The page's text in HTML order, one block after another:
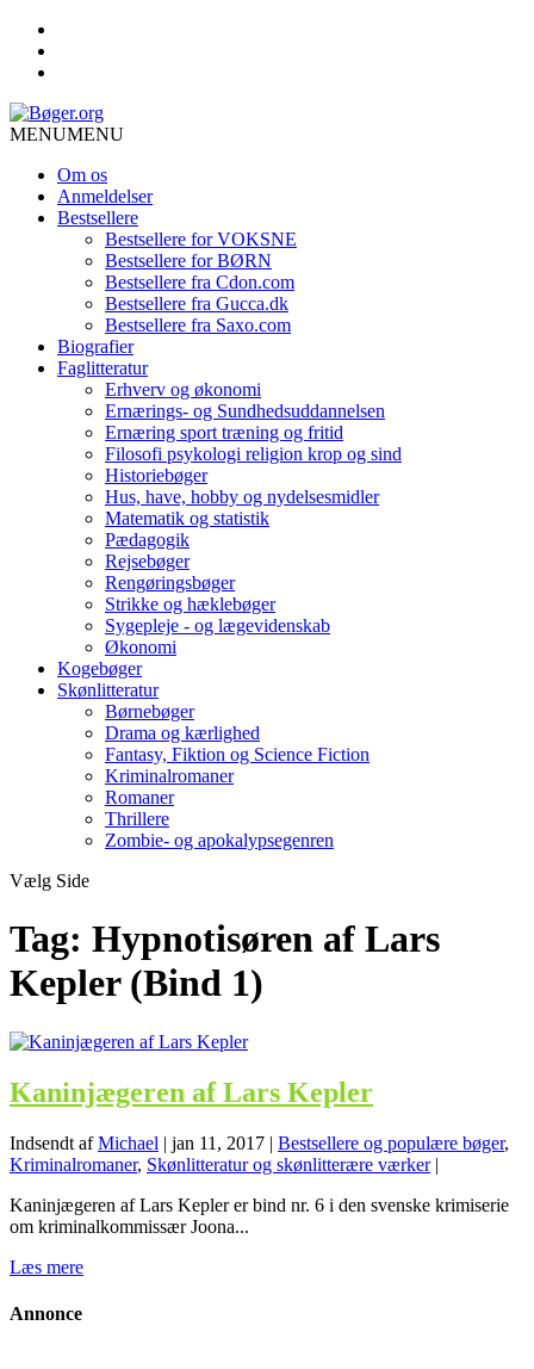
MENUMENU
Om os
Anmeldelser
Bestsellere
Bestsellere for VOKSNE
Bestsellere for BØRN
Bestsellere fra Cdon.com
Bestsellere fra Gucca.dk
Bestsellere fra Saxo.com
Biografier
Faglitteratur
Erhverv og økonomi
Ernærings- og Sundhedsuddannelsen
Ernæring sport træning og fritid
Filosofi psykologi religion krop og sind
Historiebøger
Hus, have, hobby og nydelsesmidler
Matematik og statistik
Pædagogik
Rejsebøger
Rengøringsbøger
Strikke og hæklebøger
Sygepleje - og lægevidenskab
Økonomi
Kogebøger
Skønlitteratur
Børnebøger
Drama og kærlighed
Fantasy, Fiktion og Science Fiction
Kriminalromaner
Romaner
Thrillere
Zombie- og apokalypsegenren
Vælg Side
Tag: Hypnotisøren af Lars
Kepler (Bind 1)
Kaninjægeren af Lars Kepler
Indsendt afMichael | jan 11, 2017 | Bestsellere og populære bøger,
Kriminalromaner, Skønlitteratur og skønlitterære værker|
Kaninjægeren af Lars Kepler er bind nr. 6 i den svenske krimiserie
om kriminalkommissær Joona...
Læs mere
Annonce